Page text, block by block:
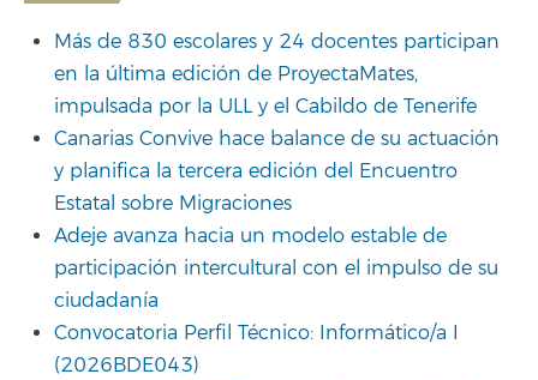
Más de 830 escolares y 24 docentes participan
en la última edición de ProyectaMates,
impulsada por la ULL y el Cabildo de Tenerife
Canarias Convive hace balance de su actuación
y planifica la tercera edición del Encuentro
Estatal sobre Migraciones
Adeje avanza hacia un modelo estable de
participación intercultural con el impulso de su
ciudadanía
Convocatoria Perfil Técnico: Informático/a I
(2026BDE043)